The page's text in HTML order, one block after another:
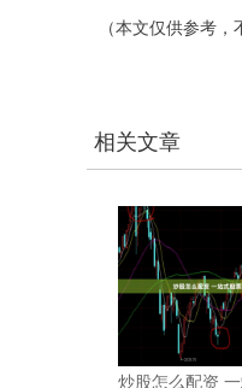
（本文仅供参考
相关文章
炒股怎么配资